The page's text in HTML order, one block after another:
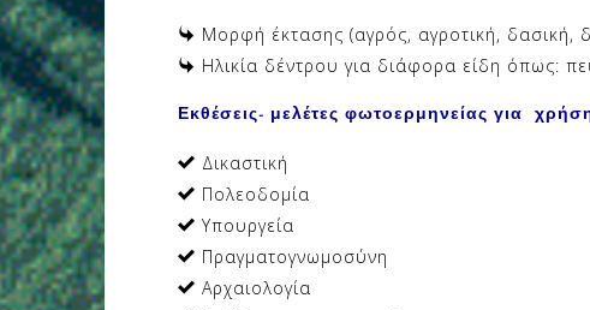
Μορφή έκτασης (αγρός, αγροτική, δασική,
Ηλικία δέντρου για διάφορα είδη όπως:
Εκθέσεις- μελέτες φωτοερμηνείας για
Δικαστική
Πολεοδομία
Υπουργεία
Πραγματογνωμοσύνη
Αρχαιολογία